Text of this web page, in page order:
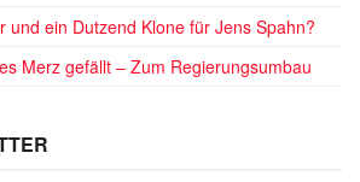
und ein Dutzend Klone für Jens Spahn?
Merz gefällt – Zum Regierungsumbau